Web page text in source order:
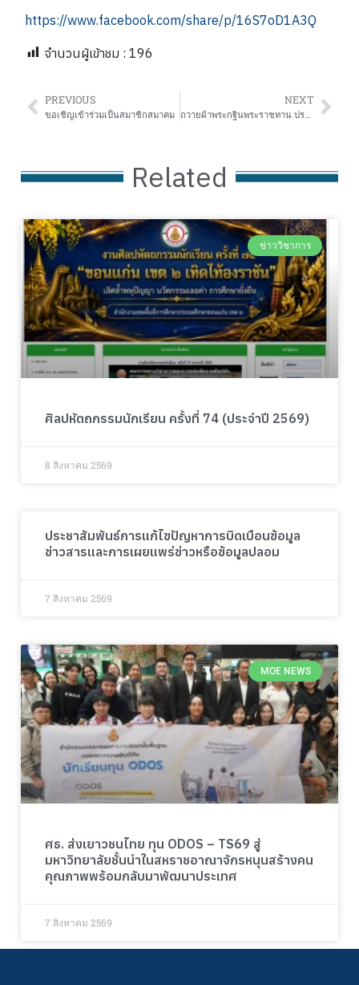
https://www.facebook.com/share/p/16S7oD1A3Q
จำนวนผู้เข้าชม : 196
PREVIOUS
ขอเชิญเข้าร่วมเป็นสมาชิกสมาคม
NEXT
ถวายผ้าพระกฐินพระราชทาน ประจำปีพุทธศักราช 2568 ของสำนักงานคณะกรรมการ สกสค. ณ วัดธรรมามูล ต.ธรรมามูล อ.เมืองชัยนาท จ.ชัยนาท
Related
ข่าววิชาการ
ศิลปหัตถกรรมนักเรียน ครั้งที่ 74 (ประจำปี 2569)
8 สิงหาคม 2569
ประชาสัมพันธ์การแก้ไขปัญหาการบิดเบือนข้อมูล
ข่าวสารและการเผยแพร่ข่าวหรือข้อมูลปลอม
7 สิงหาคม 2569
MOE NEWS
ศธ. ส่งเยาวชนไทย ทุน ODOS – TS69 สู่
มหาวิทยาลัยชั้นนำในสหราชอาณาจักรหนุนสร้างคน
คุณภาพพร้อมกลับมาพัฒนาประเทศ
7 สิงหาคม 2569